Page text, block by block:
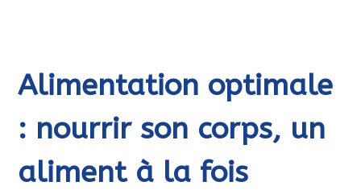
Alimentation optimale
: nourrir son corps, un
aliment à la fois